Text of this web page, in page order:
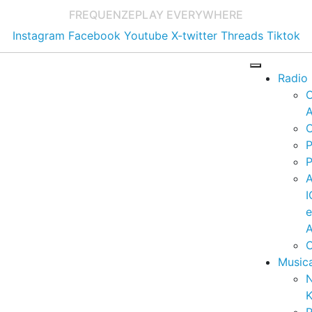
FREQUENZEPLAY EVERYWHERE
Instagram Facebook Youtube X-twitter Threads Tiktok
Radio
e